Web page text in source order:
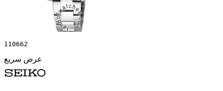
110662
عرض سريع